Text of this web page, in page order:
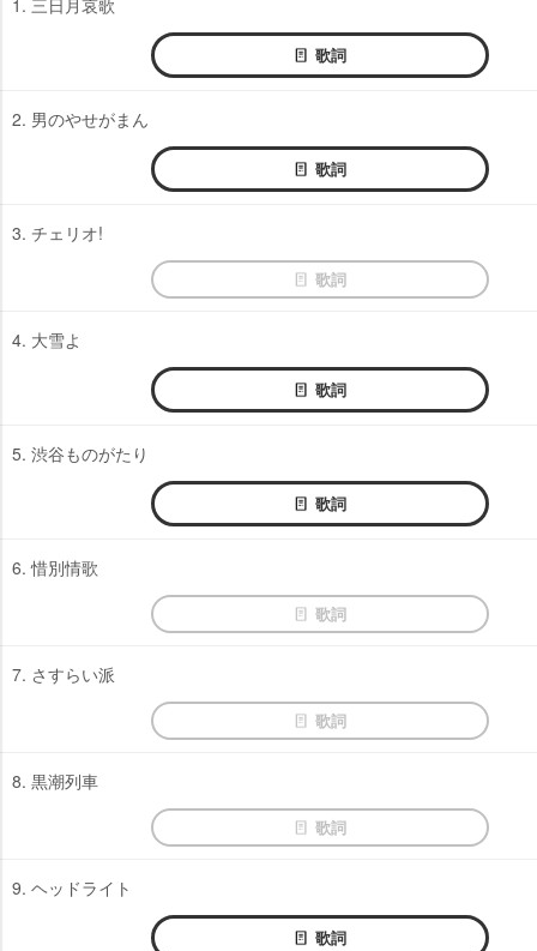
1. 三日月哀歌
歌詞
2. 男のやせがまん
歌詞
3. チェリオ!
歌詞
4. 大雪よ
歌詞
5. 渋谷ものがたり
歌詞
6. 惜別情歌
歌詞
7. さすらい派
歌詞
8. 黒潮列車
歌詞
9. ヘッドライト
歌詞